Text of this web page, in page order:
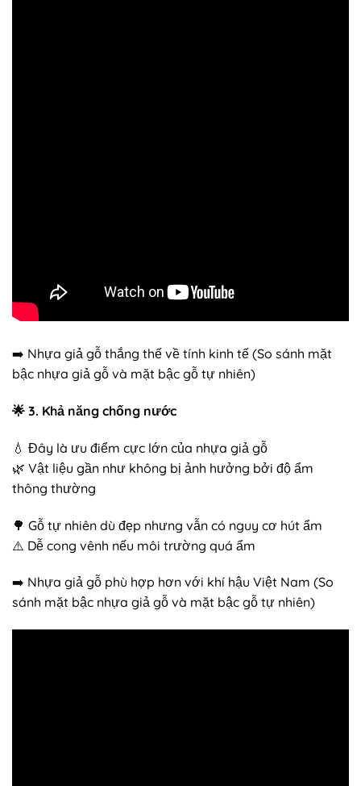
➡️ Nhựa giả gỗ thắng thế về tính kinh tế (So sánh mặt
bậc nhựa giả gỗ và mặt bậc gỗ tự nhiên)
🌟 3. Khả năng chống nước
💧 Đây là ưu điểm cực lớn của nhựa giả gỗ
🌿 Vật liệu gần như không bị ảnh hưởng bởi độ ẩm
thông thường
🌳 Gỗ tự nhiên dù đẹp nhưng vẫn có nguy cơ hút ẩm
⚠️ Dễ cong vênh nếu môi trường quá ẩm
➡️ Nhựa giả gỗ phù hợp hơn với khí hậu Việt Nam (So
sánh mặt bậc nhựa giả gỗ và mặt bậc gỗ tự nhiên)